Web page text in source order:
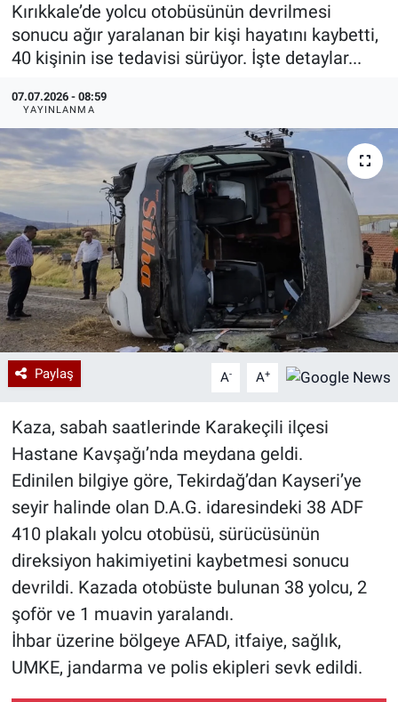
Kırıkkale’de yolcu otobüsünün devrilmesi
sonucu ağır yaralanan bir kişi hayatını kaybetti,
40 kişinin ise tedavisi sürüyor. İşte detaylar...
07.07.2026 - 08:59
YAYINLANMA
Paylaş A- A+
Kaza, sabah saatlerinde Karakeçili ilçesi
Hastane Kavşağı’nda meydana geldi.
Edinilen bilgiye göre, Tekirdağ’dan Kayseri’ye
seyir halinde olan D.A.G. idaresindeki 38 ADF
410 plakalı yolcu otobüsü, sürücüsünün
direksiyon hakimiyetini kaybetmesi sonucu
devrildi. Kazada otobüste bulunan 38 yolcu, 2
şoför ve 1 muavin yaralandı.
İhbar üzerine bölgeye AFAD, itfaiye, sağlık,
UMKE, jandarma ve polis ekipleri sevk edildi.
Trend
Yazarlar
Ekonomi
Medya
Özel Haberler
Kadın
Erişim Bilgileri
Sağlık
Teknoloji
Son Dakika Haberleri